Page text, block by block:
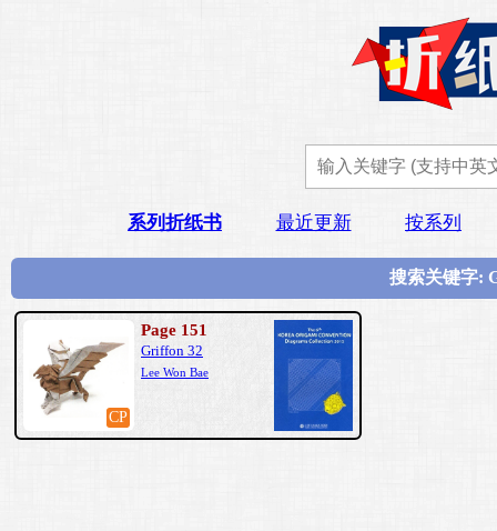
系列折纸书 最近更新 按系列
搜索关键字
CP
Page 151
Griffon 32
Lee Won Bae